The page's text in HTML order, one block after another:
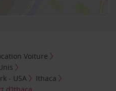
Voiture
- USA
Ithaca
d’Ithaca